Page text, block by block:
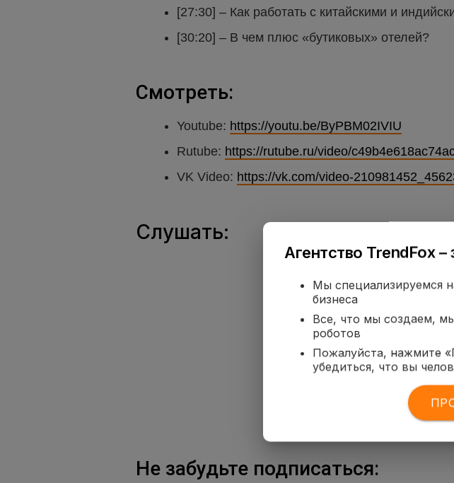
[27:30] – Как работать с китайскими и
[30:20] – В чем плюс «бутиковых» отелей?
Смотреть:
Youtube: https://youtu.be/ByPBM02IVIU
Rutube: https://rutube.ru/video/
VK Video: https://vk.com/video-
Слушать:
Не забудьте подписаться:
Агентство TrendFox
Мы специализируемся
бизнеса
Все, что мы создаем,
роботов
Пожалуйста, нажмите
убедиться, что вы